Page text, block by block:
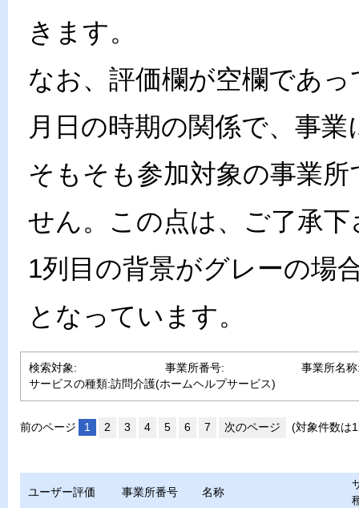
きます。
なお、評価欄が空欄であ
月日の時期の関係で、事
そもそも参加対象の事業
せん。この点は、ご了承下
1列目の背景がグレーの場
となっています。
検索対象: 事業所番号:
事業所名
サービスの種類:訪問介護(ホームヘルプサービス)
前のページ 1 2 3 4 5 6 7 次のページ (対象件数は
ユーザー評価 事業所番号 名称